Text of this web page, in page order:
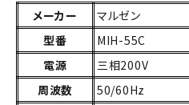
メーカー
マルゼン
型番
MIH-55C
電源
三相200V
周波数
50/60Hz